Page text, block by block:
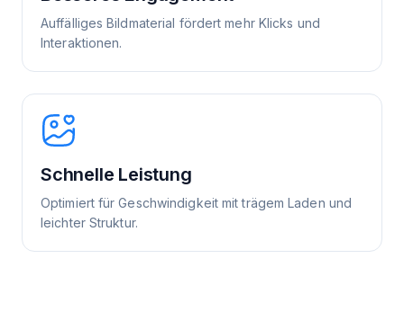
Auffälliges Bildmaterial fördert mehr Klicks und
Interaktionen.
Schnelle Leistung
Optimiert für Geschwindigkeit mit trägem Laden und
leichter Struktur.